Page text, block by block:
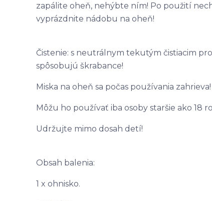
zapálite oheň, nehýbte ním! Po použití
vyprázdnite nádobu na oheň!
Čistenie: s neutrálnym tekutým čistiacim
spôsobujú škrabance!
Miska na oheň sa počas používania zahrieva!
Môžu ho používať iba osoby staršie ako 18
Udržujte mimo dosah detí!
Obsah balenia:
1 x ohnisko.